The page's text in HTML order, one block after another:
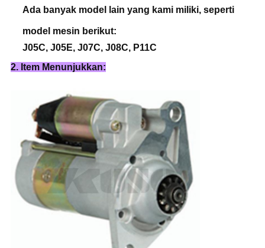
Ada banyak model lain yang kami miliki, seperti
model mesin berikut:
J05C, J05E, J07C, J08C, P11C
2. Item Menunjukkan: